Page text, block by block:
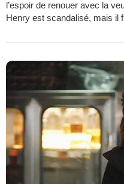
l’espoir de renouer avec la
Henry est scandalisé, mais il